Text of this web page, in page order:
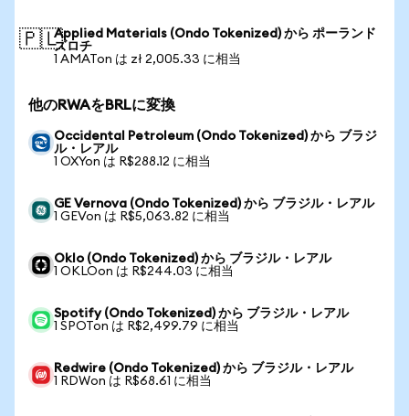
🇵🇱Applied Materials (Ondo Tokenized) から ポーランド
ズロチ
1 AMATon は zł 2,005.33 に相当
他のRWAをBRLに変換
Occidental Petroleum (Ondo Tokenized) から ブラジ
ル・レアル
1 OXYon は R$288.12 に相当
GE Vernova (Ondo Tokenized) から ブラジル・レアル
1 GEVon は R$5,063.82 に相当
Oklo (Ondo Tokenized) から ブラジル・レアル
1 OKLOon は R$244.03 に相当
Spotify (Ondo Tokenized) から ブラジル・レアル
1 SPOTon は R$2,499.79 に相当
Redwire (Ondo Tokenized) から ブラジル・レアル
1 RDWon は R$68.61 に相当